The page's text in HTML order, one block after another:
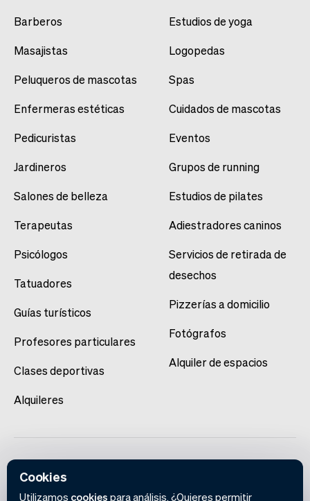
Barberos
Masajistas
Peluqueros de mascotas
Enfermeras estéticas
Pedicuristas
Jardineros
Salones de belleza
Terapeutas
Psicólogos
Tatuadores
Guías turísticos
Profesores particulares
Clases deportivas
Alquileres
Estudios de yoga
Logopedas
Spas
Cuidados de mascotas
Eventos
Grupos de running
Estudios de pilates
Adiestradores caninos
Servicios de retirada de
desechos
Pizzerías a domicilio
Fotógrafos
Alquiler de espacios
Cookies
Utilizamos cookies para análisis. ¿Quieres permitir